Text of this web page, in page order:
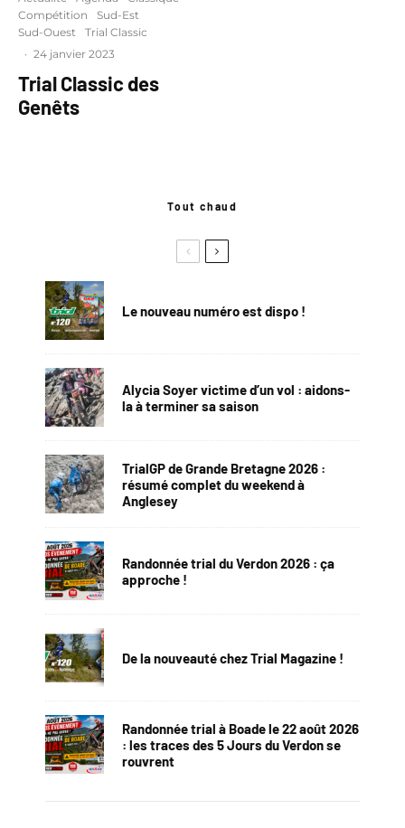
Compétition
Sud-Est
Sud-Ouest
Trial Classic
· 24 janvier 2023
Trial Classic des
Genêts
Tout chaud
Le nouveau numéro est dispo !
Alycia Soyer victime d’un vol : aidons-
la à terminer sa saison
TrialGP de Grande Bretagne 2026 :
résumé complet du weekend à
Anglesey
Randonnée trial du Verdon 2026 : ça
approche !
De la nouveauté chez Trial Magazine !
Randonnée trial à Boade le 22 août 2026
: les traces des 5 Jours du Verdon se
rouvrent